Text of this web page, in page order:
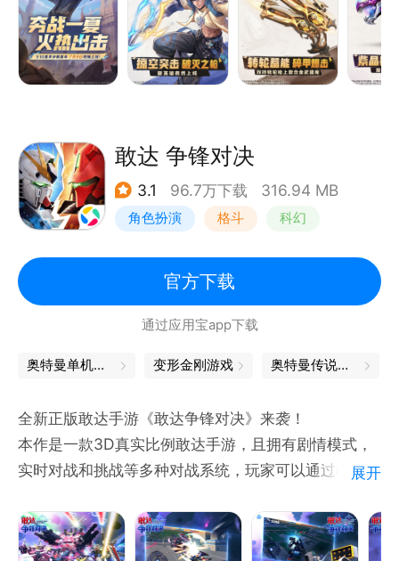
②新武器----双持转轮枪
命中施加【碎甲】削弱防御，触发异常即刻倾泻弹药，
引爆累计伤害，兼顾破防与爆发收割。
炫彩涂装均采用最高端的光能涂漆，使载具能在休闲行
驶模式下长时间保持能量充盈。
④玩法更新----武器大师赛
文明、湖底遗迹、鲲鹏栖息之地，感受上古时第一大泽
的古朴文明风光。
敢达 争锋对决
3.1 96.7万下载 316.94 MB
角色扮演 格斗 科幻
官方下载
通过应用宝app下载
奥特曼单机游戏 变形金刚游戏 奥特曼传说之战
全新正版敢达手游《敢达争锋对决》来袭！
本作是一款3D真实比例敢达手游，且拥有剧情模式，
实时对战和挑战等多种对战系统，玩家可以通过机体和
团，在对战模式和竞技场中一展身手。
《敢达争锋对决》在开发中的每一个场景、机体、影音
展开